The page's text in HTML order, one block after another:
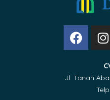
Jl. Tanah